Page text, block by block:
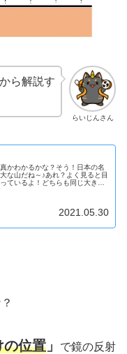
らいじんさん
ら解説す
かわかるかな？そう！日本の名
な山だね～♪あれ？よく見ると目
ているよ！どちらも同じ大きさ
2021.05.30
の位置 」 で鏡の反射